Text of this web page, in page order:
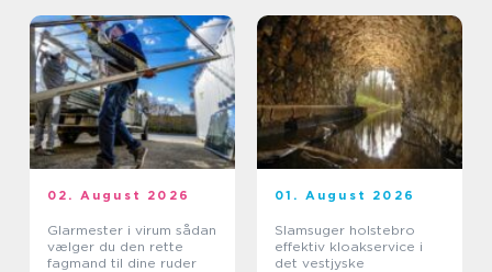
02. August 2026
Glarmester i virum sådan
vælger du den rette
fagmand til dine ruder
01. August 2026
Slamsuger holstebro
effektiv kloakservice i
det vestjyske